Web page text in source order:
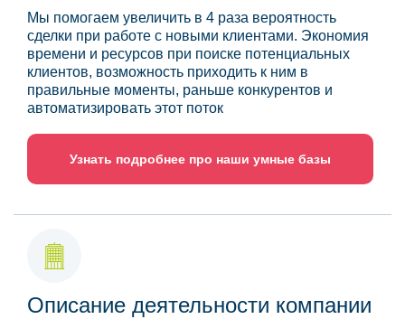
Мы помогаем увеличить в 4 раза вероятность
сделки при работе с новыми клиентами. Экономия
времени и ресурсов при поиске потенциальных
клиентов, возможность приходить к ним в
правильные моменты, раньше конкурентов и
автоматизировать этот поток
Узнать подробнее про наши умные базы
Описание деятельности компании